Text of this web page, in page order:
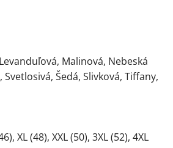
Malinová, Nebeská
Šedá, Slivková, Tiffany,
XL (48), XXL (50), 3XL (52), 4XL